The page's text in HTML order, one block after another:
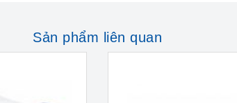
Sản phẩm liên quan